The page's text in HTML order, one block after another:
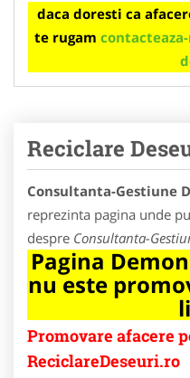
daca doresti ca
te rugam
Reciclare
Consultanta-Gestiune
reprezinta pagina unde
despre Consultanta-
Pagina
nu este
Promovare afacere
ReciclareDeseuri.ro